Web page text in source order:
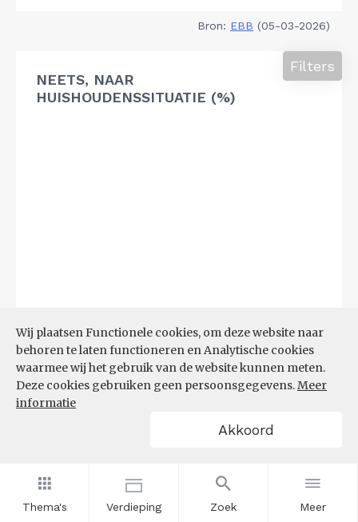
Thema's Verdieping Zoek Meer
Wij plaatsen Functionele cookies, om deze website naar
behoren te laten functioneren en Analytische cookies
waarmee wij het gebruik van de website kunnen meten.
Deze cookies gebruiken geen persoonsgegevens.Meer
informatie
Akkoord
Bron: EBB (05-03-2026)
NEETS, NAAR
HUISHOUDENSSITUATIE (%)
Filters